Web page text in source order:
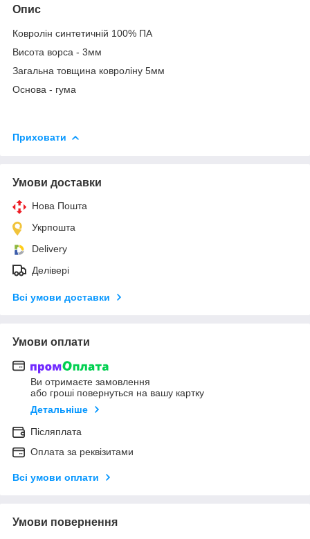
Опис
Ковролін синтетичній 100% ПА
Висота ворса - 3мм
Загальна товщина ковроліну 5мм
Основа - гума
Приховати
Умови доставки
Нова Пошта
Укрпошта
Delivery
Делівері
Всі умови доставки
Умови оплати
Ви отримаєте замовлення
або гроші повернуться на вашу картку
Детальніше
Післяплата
Оплата за реквізитами
Всі умови оплати
Умови повернення